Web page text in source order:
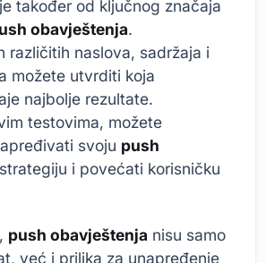
također od ključnog značaja
obavještenja.
različitih naslova, sadržaja i
možete utvrditi koja
najbolje rezultate.
testovima, možete
svoju push
strategiju i povećati korisničku
push obavještenja nisu samo
već i prilika za unapređenje